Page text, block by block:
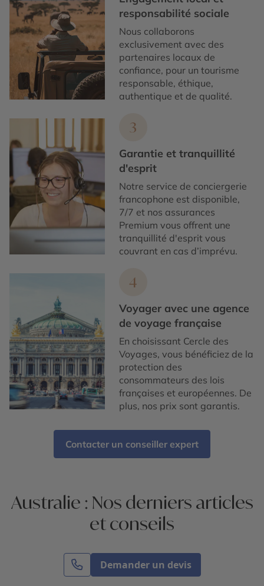
Demander un devis
responsabilité sociale
Nous collaborons
exclusivement avec des
partenaires locaux de
confiance, pour un tourisme
responsable, éthique,
authentique et de qualité.
3
Garantie et tranquillité
d'esprit
Notre service de conciergerie
francophone est disponible,
7/7 et nos assurances
Premium vous offrent une
tranquillité d'esprit vous
couvrant en cas d’imprévu.
4
Voyager avec une agence
de voyage française
En choisissant Cercle des
Voyages, vous bénéficiez de la
protection des
consommateurs des lois
françaises et européennes. De
plus, nos prix sont garantis.
Contacter un conseiller expert
Australie : Nos derniers articles
et conseils